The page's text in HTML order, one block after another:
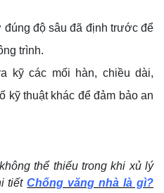
đúng độ sâu đã định trước để
trình.
kỹ các mối hàn, chiều dài,
kỹ thuật khác để đảm bảo an
thể thiếu trong khi xủ lý
tiếtChống văng nhà là gì?